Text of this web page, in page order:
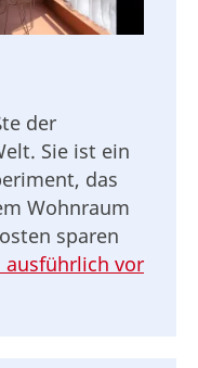
der
Sie ist ein
das
Wohnraum
sparen
ausführlich vor